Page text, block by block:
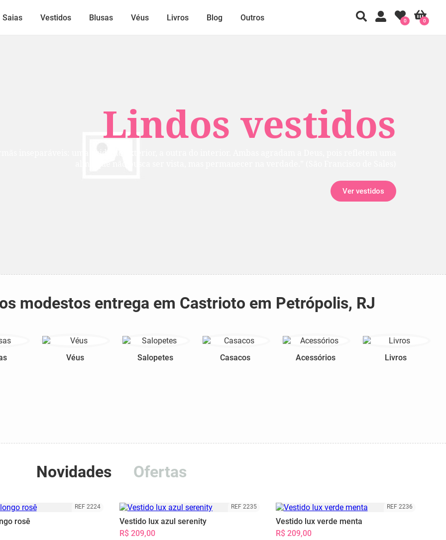
Lindos vestidos
Ver vestidos
Saias Vestidos Blusas Véus Livros Blog Outros 0
0
modestos entrega em Castrioto em Petrópolis, RJ
Véus Salopetes Casacos Acessórios Livros
Novidades Ofertas
REF 2224
rosê
REF 2235
Vestido lux azul serenity
R$ 209,00
REF 2236
Vestido lux verde menta
R$ 209,00